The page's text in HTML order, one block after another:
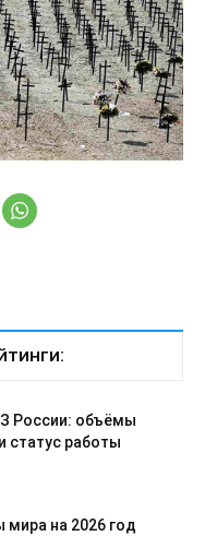
России: объёмы
статус работы
на 2026 год